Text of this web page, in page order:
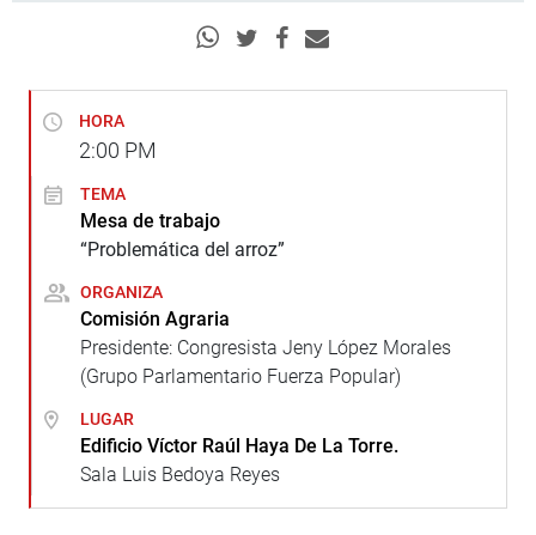
HORA
2:00 PM
TEMA
Mesa de trabajo
“Problemática del arroz”
ORGANIZA
Comisión Agraria
Presidente: Congresista Jeny López Morales
(Grupo Parlamentario Fuerza Popular)
LUGAR
Edificio Víctor Raúl Haya De La Torre.
Sala Luis Bedoya Reyes